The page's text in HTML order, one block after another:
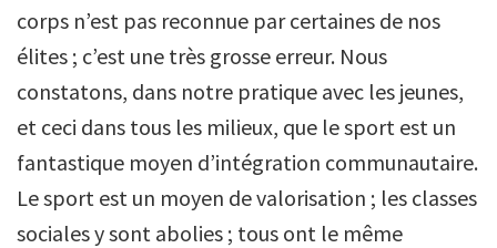
corps n’est pas reconnue par certaines de nos
élites ; c’est une très grosse erreur. Nous
constatons, dans notre pratique avec les jeunes,
et ceci dans tous les milieux, que le sport est un
fantastique moyen d’intégration communautaire.
Le sport est un moyen de valorisation ; les classes
sociales y sont abolies ; tous ont le même